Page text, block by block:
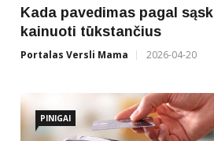
Kada pavedimas pagal
kainuoti tūkstančius
Portalas Versli Mama 2026-04-20
PINIGAI